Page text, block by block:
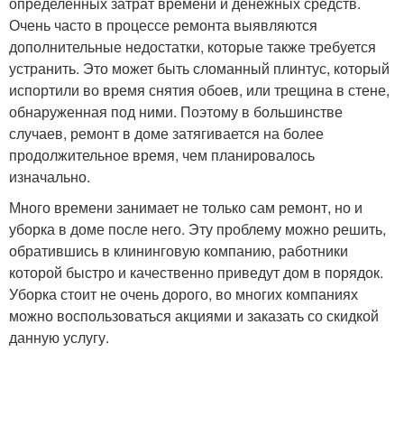
Очень часто в процессе ремонта выявляются
дополнительные недостатки, которые также требуется
устранить. Это может быть сломанный плинтус, который
испортили во время снятия обоев, или трещина в стене,
обнаруженная под ними. Поэтому в большинстве
случаев, ремонт в доме затягивается на более
продолжительное время, чем планировалось
изначально.
Много времени занимает не только сам ремонт, но и
уборка в доме после него. Эту проблему можно решить,
обратившись в клининговую компанию, работники
которой быстро и качественно приведут дом в порядок.
Уборка стоит не очень дорого, во многих компаниях
можно воспользоваться акциями и заказать со скидкой
данную услугу.